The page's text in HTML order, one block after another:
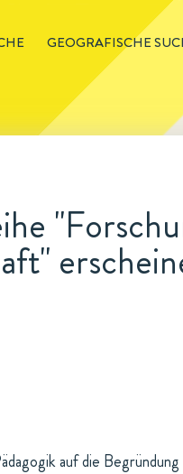
GEOGRAFISCHE
auf die